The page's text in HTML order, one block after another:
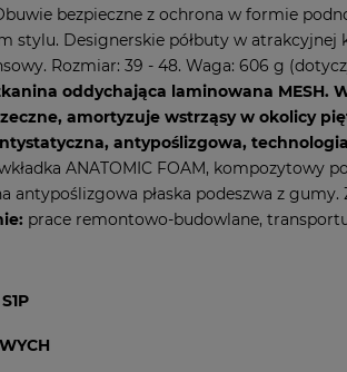
bezpieczne z ochrona w formie
stylu. Designerskie półbuty w
Rozmiar: 39 - 48. Waga: 606 g
oddychająca laminowana MESH.
amortyzuje wstrząsy w okolicy
antypoślizgowa,
ANATOMIC FOAM, kompozytowy
antypoślizgowa płaska podeszwa z
prace remontowo-budowlane,